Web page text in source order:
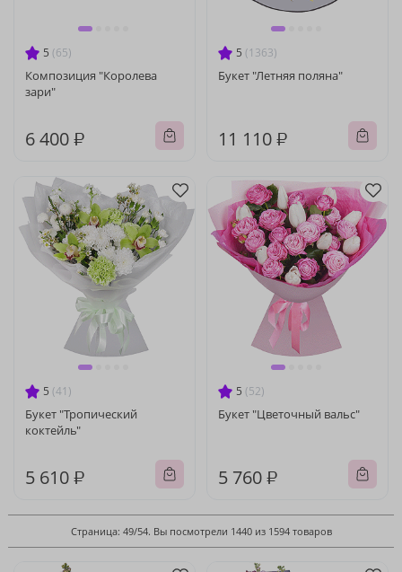
5 (65)
Композиция "Королева
зари"
6 400 ₽
5 (1363)
Букет "Летняя поляна"
11 110 ₽
5 (41)
Букет "Тропический
коктейль"
5 610 ₽
5 (52)
Букет "Цветочный вальс"
5 760 ₽
Страница: 49/54. Вы посмотрели 1440 из 1594 товаров